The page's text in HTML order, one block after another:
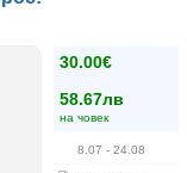
30.00€
58.67лв
на човек
8.07 - 24.08